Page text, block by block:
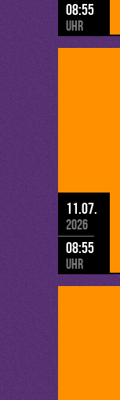
08:55
Uhr
11.07.
2026
08:55
Uhr